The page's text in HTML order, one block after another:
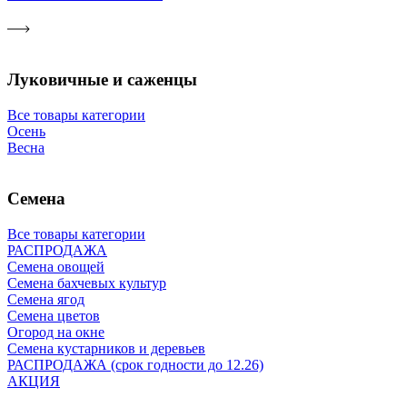
Луковичные и саженцы
Все товары категории
Осень
Весна
Семена
Все товары категории
РАСПРОДАЖА
Семена овощей
Семена бахчевых культур
Семена ягод
Семена цветов
Огород на окне
Семена кустарников и деревьев
РАСПРОДАЖА (срок годности до 12.26)
АКЦИЯ